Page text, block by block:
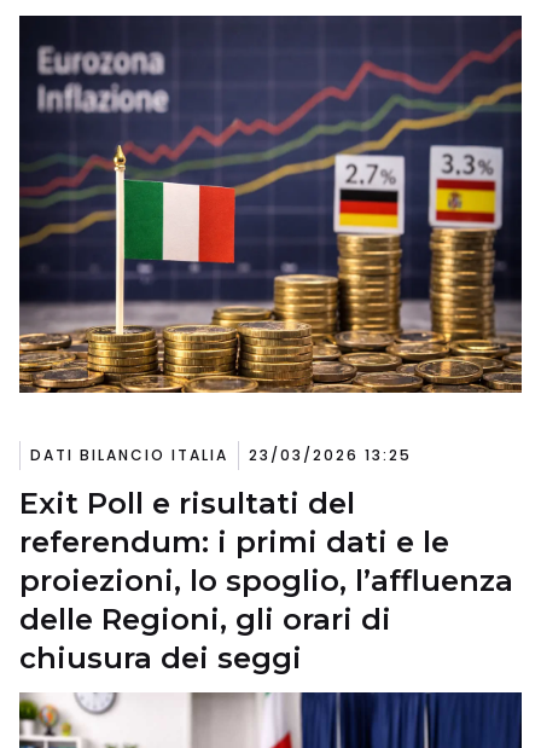
DATI BILANCIO ITALIA 23/03/2026 13:25
Exit Poll e risultati del
referendum: i primi dati e le
proiezioni, lo spoglio, l’affluenza
delle Regioni, gli orari di
chiusura dei seggi